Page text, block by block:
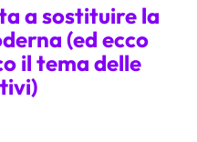
a sostituire la
(ed ecco
il tema delle